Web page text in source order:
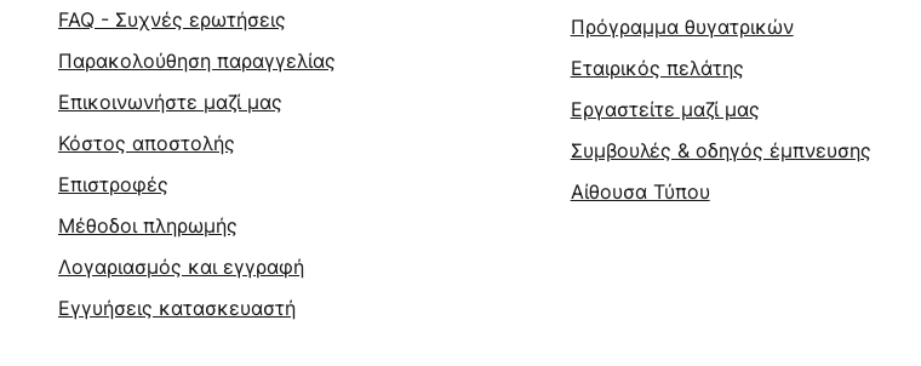
FAQ - Συχνές ερωτήσεις
Παρακολούθηση παραγγελίας
Επικοινωνήστε μαζί μας
Κόστος αποστολής
Επιστροφές
Μέθοδοι πληρωμής
Λογαριασμός και εγγραφή
Εγγυήσεις κατασκευαστή
Πρόγραμμα θυγατρικών
Εταιρικός πελάτης
Εργαστείτε μαζί μας
Συμβουλές & οδηγός έμπνευσης
Αίθουσα Τύπου